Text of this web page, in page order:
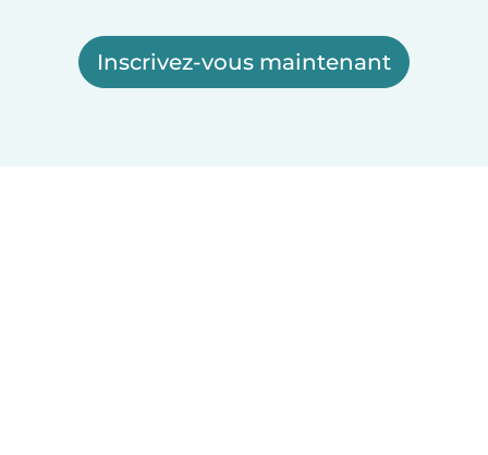
Inscrivez-vous maintenant